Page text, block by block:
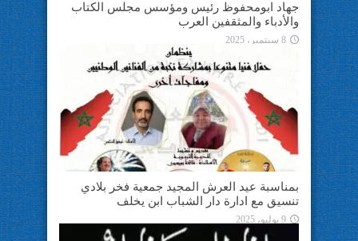
جهاد ابومحفوظ رئيس ومؤسس مجلس الكتاب
والأدباء والمثقفين العرب
8 سبتمبر، 2025
بمناسبة عيد العرش المجيد جمعية فخر بلادي
تنسيق مع ادارة دار الشباب ابن يخلف
9 يوليو، 2025